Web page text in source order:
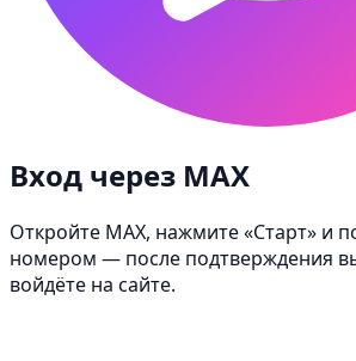
Вход через MAX
Откройте MAX, нажмите «Старт» и
номером — после подтверждения
войдёте на сайте.